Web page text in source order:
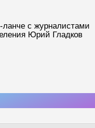
с журналистами
Юрий Гладков